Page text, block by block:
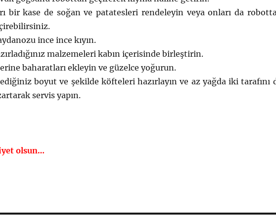
bir kase de soğan ve patatesleri rendeleyin veya onları da
ince ince kıyın.
malzemeleri kabın içerisinde birleştirin.
baharatları ekleyin ve güzelce yoğurun.
boyut ve şekilde köfteleri hazırlayın ve az yağda iki tarafını
servis yapın.
olsun…